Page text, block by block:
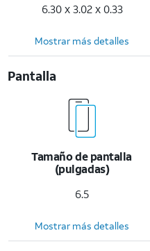
6.30 x 3.02 x 0.33
Mostrar más detalles
Pantalla
Tamaño de pantalla
(pulgadas)
6.5
Mostrar más detalles